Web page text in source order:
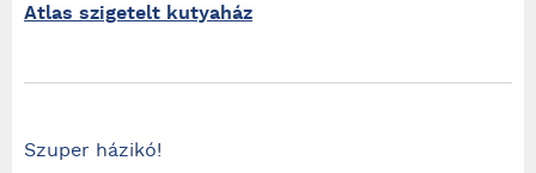
Atlas szigetelt kutyaház
Szuper házikó!